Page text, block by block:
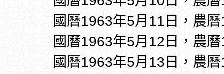
國曆1963年5月11日，農
國曆1963年5月12日，農
國曆1963年5月13日，農